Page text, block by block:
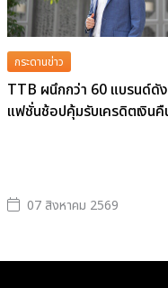
กระดานข่าว
TTB ผนึกกว่า 60 แบรนด์ดั
แฟชั่นช้อปคุ้มรับเครดิตเงิน
07 สิงหาคม 2569